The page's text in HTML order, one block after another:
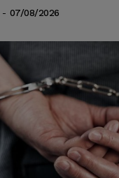
- 07/08/2026